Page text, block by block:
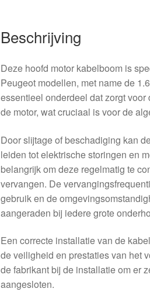
Beschrijving
Deze hoofd motor kabelboom is
Peugeot modellen, met name de
essentieel onderdeel dat zorgt
de motor, wat cruciaal is voor de
Door slijtage of beschadiging kan
leiden tot elektrische storingen en
belangrijk om deze regelmatig te
vervangen. De
gebruik en de
aangeraden bij iedere grote
Een correcte installatie van de
de veiligheid en prestaties van het
de fabrikant bij de installatie om er
aangesloten.